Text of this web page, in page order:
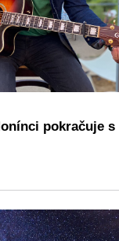
pokračuje s